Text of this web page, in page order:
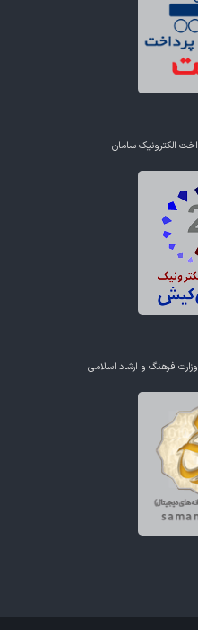
الکترونیک سامان
فرهنگ و ارشاد اسلامی